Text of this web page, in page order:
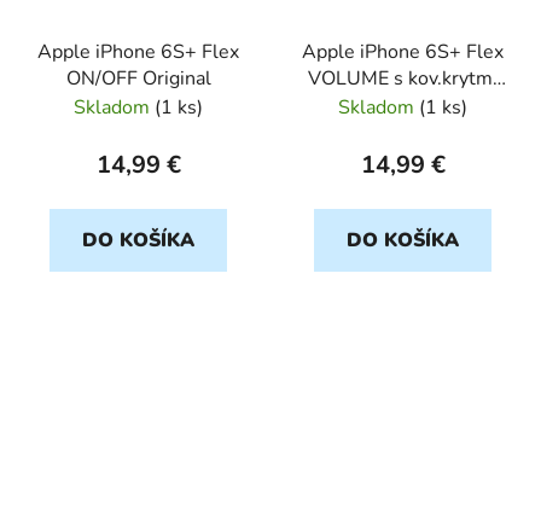
Apple iPhone 6S+ Flex
ON/OFF Original
Skladom (1 ks)
14,99 €
DO KOŠÍKA
Apple iPhone 6S+ Flex
VOLUME s kov.krytmi
Original
Skladom (1 ks)
14,99 €
DO KOŠÍKA